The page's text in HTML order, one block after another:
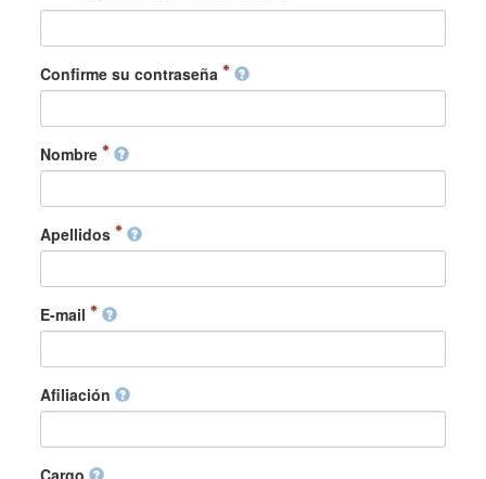
Confirme su contraseña
Nombre
Apellidos
E-mail
Afiliación
Cargo